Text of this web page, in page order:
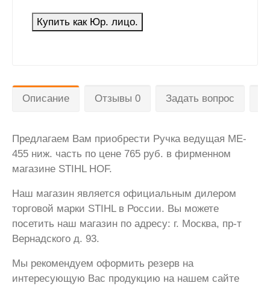
Купить как Юр. лицо.
Описание Отзывы 0 Задать вопрос
Предлагаем Вам приобрести Ручка ведущая ME-
455 ниж. часть по цене 765 руб. в фирменном
магазине STIHL HOF.
Наш магазин является официальным дилером
торговой марки STIHL в России. Вы можете
посетить наш магазин по адресу: г. Москва, пр-т
Вернадского д. 93.
Мы рекомендуем оформить резерв на
интересующую Вас продукцию на нашем сайте